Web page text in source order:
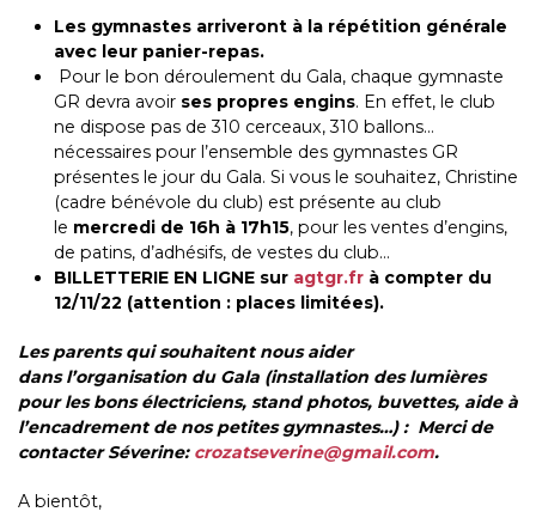
Les gymnastes arriveront à la répétition générale
avec leur panier-repas.
Pour le bon déroulement du Gala, chaque gymnaste
GR devra avoir ses propres engins. En effet, le club
ne dispose pas de 310 cerceaux, 310 ballons…
nécessaires pour l’ensemble des gymnastes GR
présentes le jour du Gala. Si vous le souhaitez, Christine
(cadre bénévole du club) est présente au club
le mercredi de 16h à 17h15, pour les ventes d’engins,
de patins, d’adhésifs, de vestes du club…
BILLETTERIE EN LIGNE sur agtgr.fr à compter du
12/11/22 (attention : places limitées).
Les parents qui souhaitent nous aider
dans l’organisation du Gala (installation des lumières
pour les bons électriciens, stand photos, buvettes, aide à
l’encadrement de nos petites gymnastes…) : Merci de
contacter Séverine: crozatseverine@gmail.com.
A bientôt,